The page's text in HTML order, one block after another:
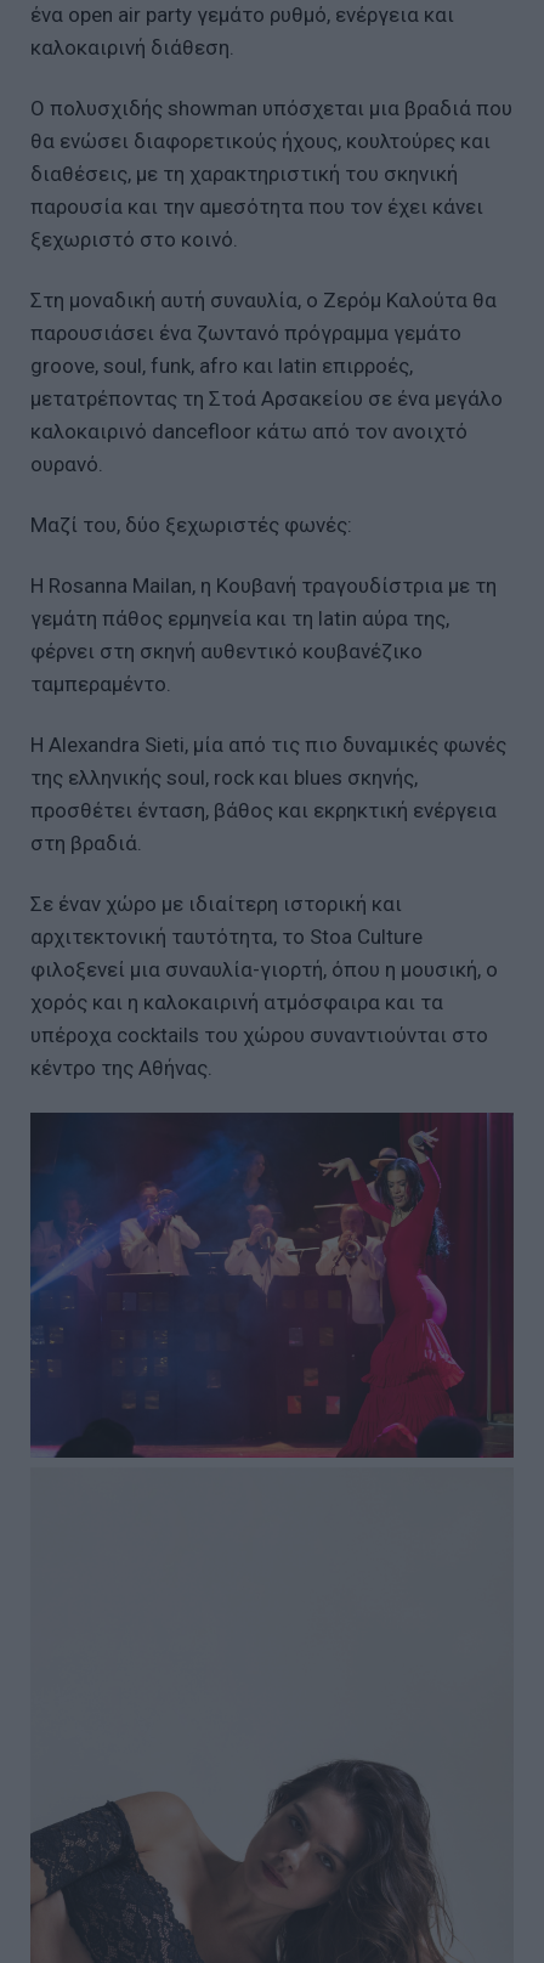
ένα open air party γεμάτο ρυθμό, ενέργεια και
καλοκαιρινή διάθεση.
Ο πολυσχιδής showman υπόσχεται μια βραδιά που
θα ενώσει διαφορετικούς ήχους, κουλτούρες και
διαθέσεις, με τη χαρακτηριστική του σκηνική
παρουσία και την αμεσότητα που τον έχει κάνει
ξεχωριστό στο κοινό.
Στη μοναδική αυτή συναυλία, ο Ζερόμ Καλούτα θα
παρουσιάσει ένα ζωντανό πρόγραμμα γεμάτο
groove, soul, funk, afro και latin επιρροές,
μετατρέποντας τη Στοά Αρσακείου σε ένα μεγάλο
καλοκαιρινό dancefloor κάτω από τον ανοιχτό
ουρανό.
Μαζί του, δύο ξεχωριστές φωνές:
Η Rosanna Mailan, η Κουβανή τραγουδίστρια με τη
γεμάτη πάθος ερμηνεία και τη latin αύρα της,
φέρνει στη σκηνή αυθεντικό κουβανέζικο
ταμπεραμέντο.
Η Alexandra Sieti, μία από τις πιο δυναμικές φωνές
της ελληνικής soul, rock και blues σκηνής,
προσθέτει ένταση, βάθος και εκρηκτική ενέργεια
στη βραδιά.
Σε έναν χώρο με ιδιαίτερη ιστορική και
αρχιτεκτονική ταυτότητα, το Stoa Culture
φιλοξενεί μια συναυλία-γιορτή, όπου η μουσική, ο
χορός και η καλοκαιρινή ατμόσφαιρα και τα
υπέροχα cocktails του χώρου συναντιούνται στο
κέντρο της Αθήνας.